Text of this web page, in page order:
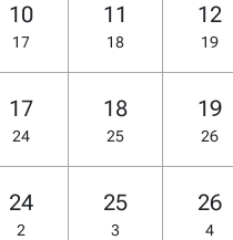
10
17
11
18
12
19
17
24
18
25
19
26
24
2
25
3
26
4